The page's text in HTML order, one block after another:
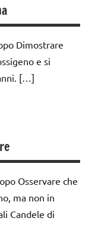
Dimostrare
e si
[…]
Osservare che
ma non in
Candele di